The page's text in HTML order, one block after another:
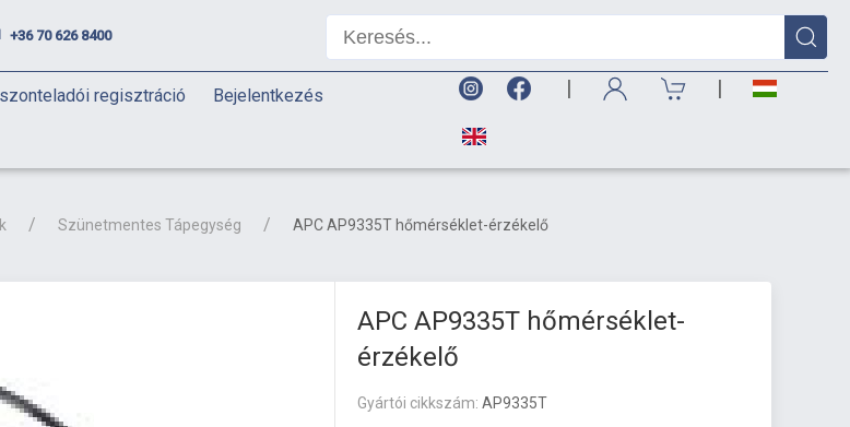
+36 70 626 8400
regisztráció Bejelentkezés | |
Szünetmentes Tápegység APC AP9335T hőmérséklet-érzékelő
APC AP9335T hőmérséklet-
érzékelő
Gyártói cikkszám:AP9335T